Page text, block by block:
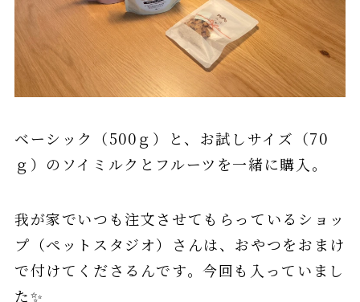
ベーシック（500ｇ）と、お試しサイズ（70
ｇ）のソイミルクとフルーツを一緒に購入。
我が家でいつも注文させてもらっているショッ
プ（ペットスタジオ）さんは、おやつをおまけ
で付けてくださるんです。今回も入っていまし
た✨